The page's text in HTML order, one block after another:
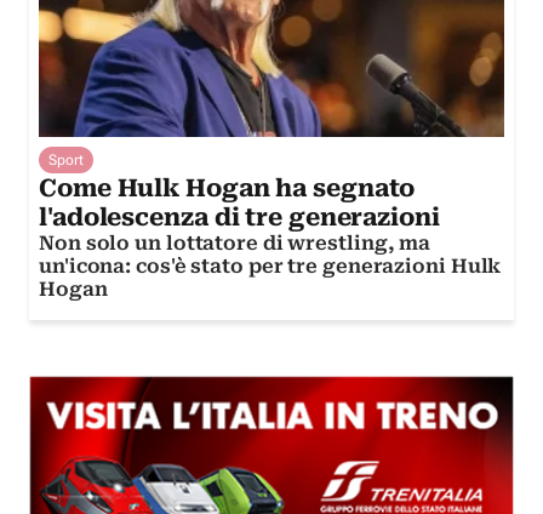
Sport
Come Hulk Hogan ha segnato
l'adolescenza di tre generazioni
Non solo un lottatore di wrestling, ma
un'icona: cos'è stato per tre generazioni Hulk
Hogan